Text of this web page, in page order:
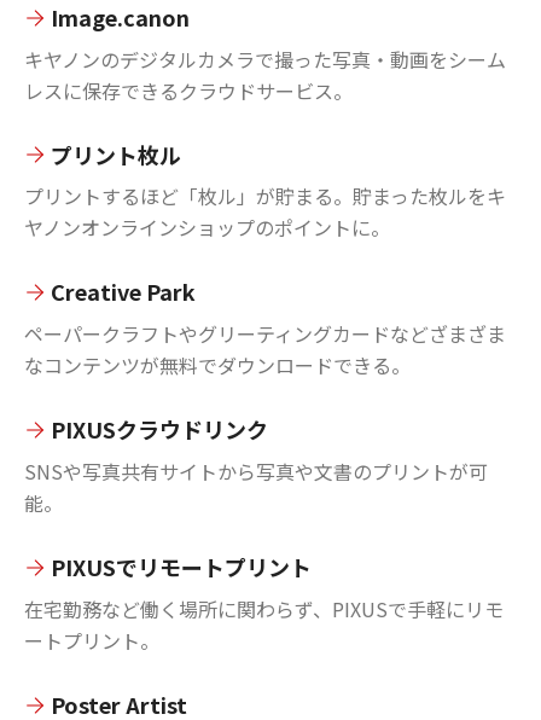
Image.canon
キヤノンのデジタルカメラで撮った写真・動画をシーム
レスに保存できるクラウドサービス。
プリント枚ル
プリントするほど「枚ル」が貯まる。貯まった枚ルをキ
ヤノンオンラインショップのポイントに。
Creative Park
ペーパークラフトやグリーティングカードなどざまざま
なコンテンツが無料でダウンロードできる。
PIXUSクラウドリンク
SNSや写真共有サイトから写真や文書のプリントが可
能。
PIXUSでリモートプリント
在宅勤務など働く場所に関わらず、PIXUSで手軽にリモ
ートプリント。
Poster Artist